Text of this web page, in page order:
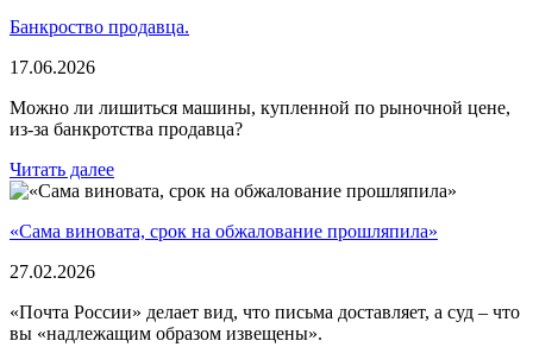
Банкроство продавца.
17.06.2026
Можно ли лишиться машины, купленной по рыночной цене,
из-за банкротства продавца?
Читать далее
«Сама виновата, срок на обжалование прошляпила»
27.02.2026
«Почта России» делает вид, что письма доставляет, а суд – что
вы «надлежащим образом извещены».